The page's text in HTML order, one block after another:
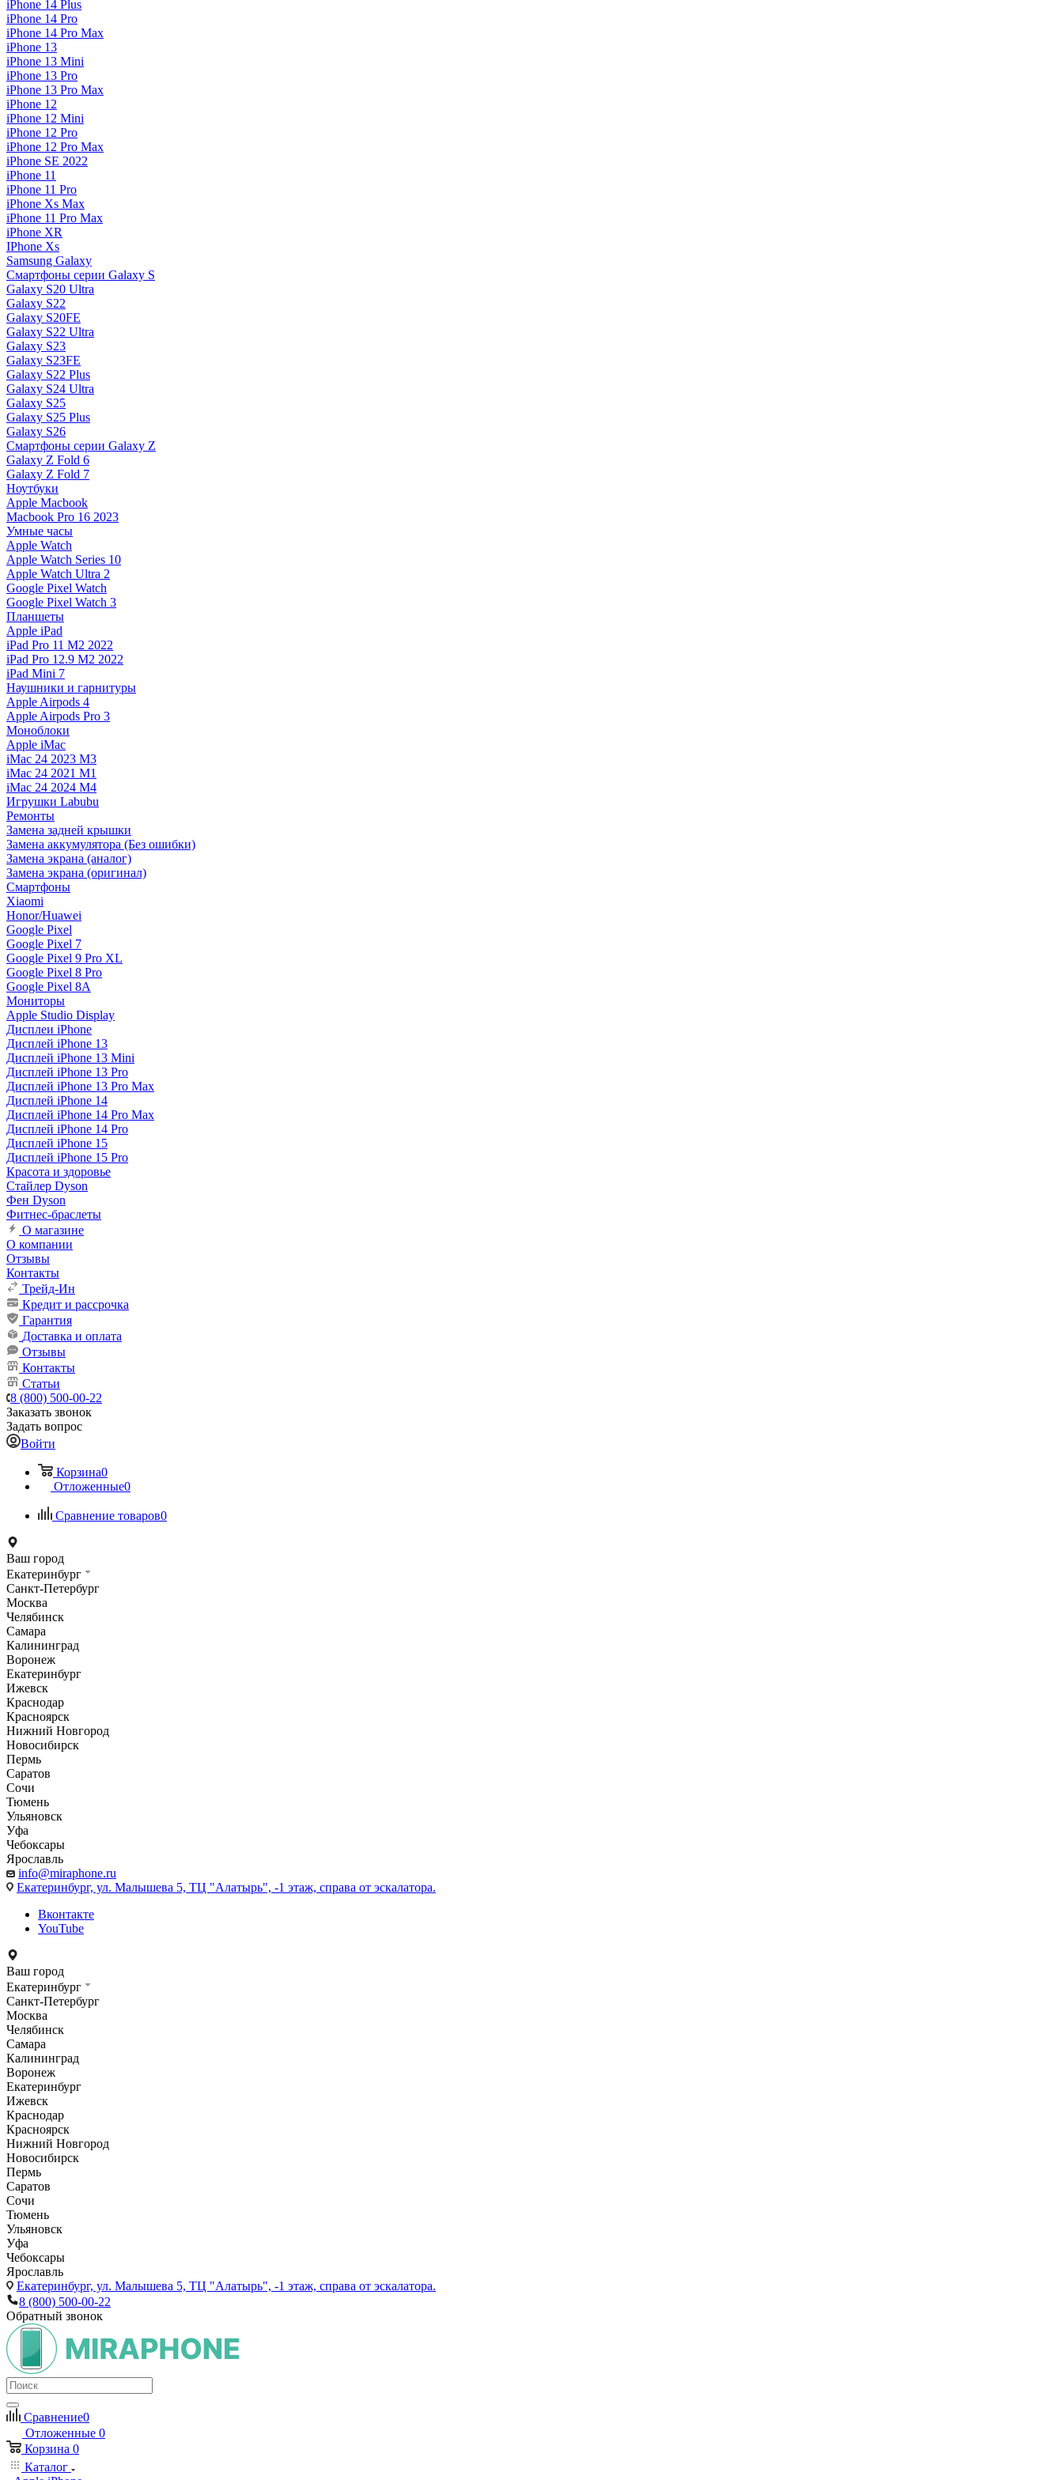
iPhone 14 Plus
iPhone 14 Pro
iPhone 14 Pro Max
iPhone 13
iPhone 13 Mini
iPhone 13 Pro
iPhone 13 Pro Max
iPhone 12
iPhone 12 Mini
iPhone 12 Pro
iPhone 12 Pro Max
iPhone SE 2022
iPhone 11
iPhone 11 Pro
iPhone Xs Max
iPhone 11 Pro Max
iPhone XR
IPhone Xs
Samsung Galaxy
Смартфоны серии Galaxy S
Galaxy S20 Ultra
Galaxy S22
Galaxy S20FE
Galaxy S22 Ultra
Galaxy S23
Galaxy S23FE
Galaxy S22 Plus
Galaxy S24 Ultra
Galaxy S25
Galaxy S25 Plus
Galaxy S26
Смартфоны серии Galaxy Z
Galaxy Z Fold 6
Galaxy Z Fold 7
Ноутбуки
Apple Macbook
Macbook Pro 16 2023
Умные часы
Apple Watch
Apple Watch Series 10
Apple Watch Ultra 2
Google Pixel Watch
Google Pixel Watch 3
Планшеты
Apple iPad
iPad Pro 11 M2 2022
iPad Pro 12.9 M2 2022
iPad Mini 7
Наушники и гарнитуры
Apple Airpods 4
Apple Airpods Pro 3
Моноблоки
Apple iMac
iMac 24 2023 M3
iMac 24 2021 M1
iMac 24 2024 M4
Игрушки Labubu
Ремонты
Замена задней крышки
Замена аккумулятора (Без ошибки)
Замена экрана (аналог)
Замена экрана (оригинал)
Смартфоны
Xiaomi
Honor/Huawei
Google Pixel
Google Pixel 7
Google Pixel 9 Pro XL
Google Pixel 8 Pro
Google Pixel 8A
Мониторы
Apple Studio Display
Дисплеи iPhone
Дисплей iPhone 13
Дисплей iPhone 13 Mini
Дисплей iPhone 13 Pro
Дисплей iPhone 13 Pro Max
Дисплей iPhone 14
Дисплей iPhone 14 Pro Max
Дисплей iPhone 14 Pro
Дисплей iPhone 15
Дисплей iPhone 15 Pro
Красота и здоровье
Стайлер Dyson
Фен Dyson
Фитнес-браслеты
О магазине
О компании
Отзывы
Контакты
Трейд-Ин
Кредит и рассрочка
Гарантия
Доставка и оплата
Отзывы
Контакты
Статьи
8 (800) 500-00-22
Заказать звонок
Задать вопрос
Войти
Корзина0
Отложенные0
Сравнение товаров0
Ваш город
Екатеринбург
Санкт-Петербург
Москва
Челябинск
Самара
Калининград
Воронеж
Екатеринбург
Ижевск
Краснодар
Красноярск
Нижний Новгород
Новосибирск
Пермь
Саратов
Сочи
Тюмень
Ульяновск
Уфа
Чебоксары
Ярославль
info@miraphone.ru
Екатеринбург, ул. Малышева 5, ТЦ "Алатырь", -1 этаж, справа от эскалатора.
Вконтакте
YouTube
Ваш город
Екатеринбург
Санкт-Петербург
Москва
Челябинск
Самара
Калининград
Воронеж
Екатеринбург
Ижевск
Краснодар
Красноярск
Нижний Новгород
Новосибирск
Пермь
Саратов
Сочи
Тюмень
Ульяновск
Уфа
Чебоксары
Ярославль
Екатеринбург, ул. Малышева 5, ТЦ "Алатырь", -1 этаж, справа от эскалатора.
8 (800) 500-00-22
Обратный звонок
Сравнение0
Отложенные 0
Корзина 0
Каталог